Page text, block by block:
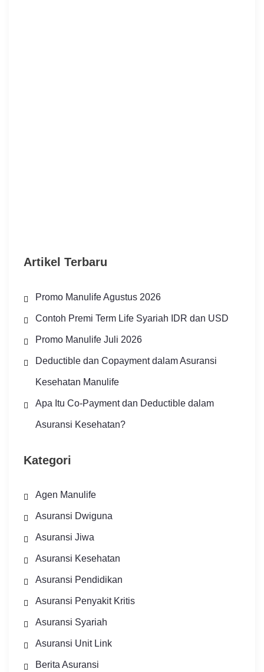
Artikel Terbaru
Promo Manulife Agustus 2026
Contoh Premi Term Life Syariah IDR dan USD
Promo Manulife Juli 2026
Deductible dan Copayment dalam Asuransi
Kesehatan Manulife
Apa Itu Co-Payment dan Deductible dalam
Asuransi Kesehatan?
Kategori
Agen Manulife
Asuransi Dwiguna
Asuransi Jiwa
Asuransi Kesehatan
Asuransi Pendidikan
Asuransi Penyakit Kritis
Asuransi Syariah
Asuransi Unit Link
Berita Asuransi